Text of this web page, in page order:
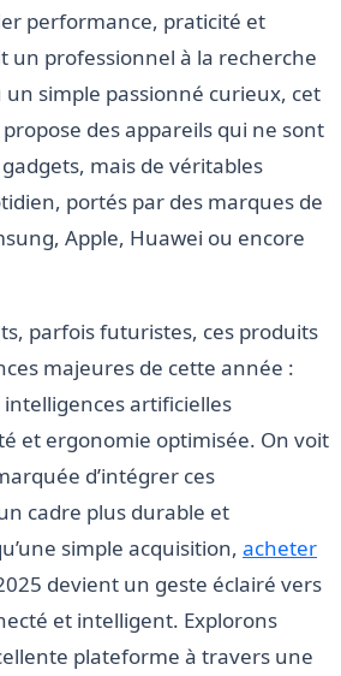
performance, praticité et
un professionnel à la recherche
un simple passionné curieux, cet
des appareils qui ne sont
mais de véritables
portés par des marques de
Apple, Huawei ou encore
parfois futuristes, ces produits
majeures de cette année :
artificielles
et ergonomie optimisée. On voit
d’intégrer ces
cadre plus durable et
simple acquisition, acheter
devient un geste éclairé vers
et intelligent. Explorons
plateforme à travers une